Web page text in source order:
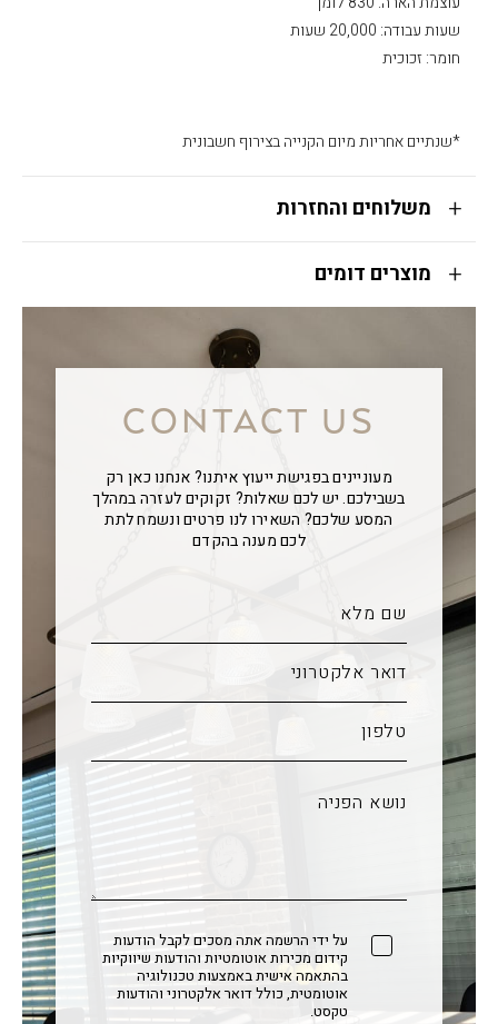
שעות עבודה: 20,000 שעות
חומר: זכוכית
*שנתיים אחריות מיום הקנייה בצירוף חשבונית
משלוחים והחזרות
מוצרים דומים
CONTACT US
מעוניינים בפגישת ייעוץ איתנו? אנחנו כאן רק
בשבילכם. יש לכם שאלות? זקוקים לעזרה במהלך
המסע שלכם? השאירו לנו פרטים ונשמח לתת
לכם מענה בהקדם
על ידי הרשמה אתה מסכים לקבל הודעות
קידום מכירות אוטומטיות והודעות שיווקיות
בהתאמה אישית באמצעות טכנולוגיה
אוטומטית, כולל דואר אלקטרוני והודעות
טקסט.